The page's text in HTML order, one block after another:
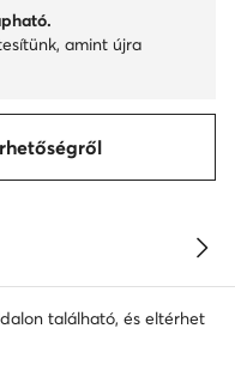
amint újra
található, és eltérhet